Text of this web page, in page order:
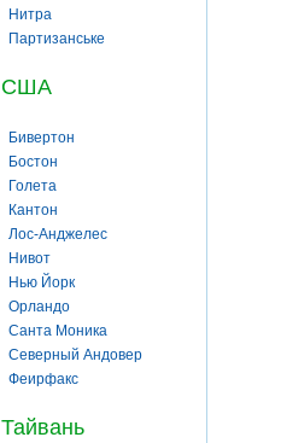
Нитра
Партизанське
США
Бивертон
Бостон
Голета
Кантон
Лос-Анджелес
Нивот
Нью Йорк
Орландо
Санта Моника
Северный Андовер
Феирфакс
Тайвань